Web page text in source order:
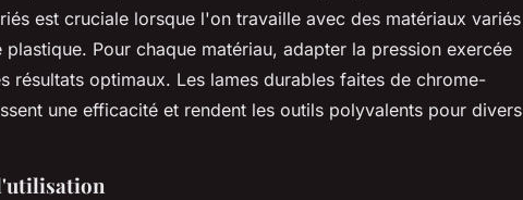
est cruciale lorsque l'on travaille avec des matériaux variés
Pour chaque matériau, adapter la pression exercée
résultats optimaux. Les lames durables faites de chrome-
une efficacité et rendent les outils polyvalents pour divers